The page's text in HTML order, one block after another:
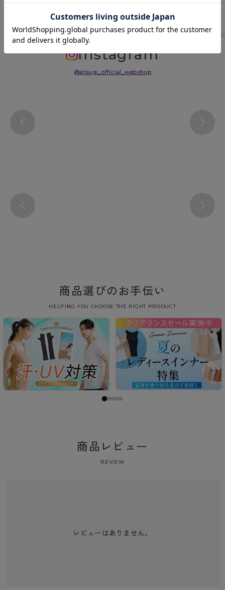
Instagram
@atsugi_official_webshop
商品選びのお手伝い
HELPING YOU CHOOSE THE RIGHT PRODUCT
商品レビュー
REVIEW
レビューはありません。